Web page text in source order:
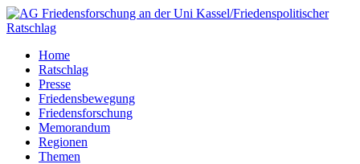
Home
Ratschlag
Presse
Friedensbewegung
Friedensforschung
Memorandum
Regionen
Themen